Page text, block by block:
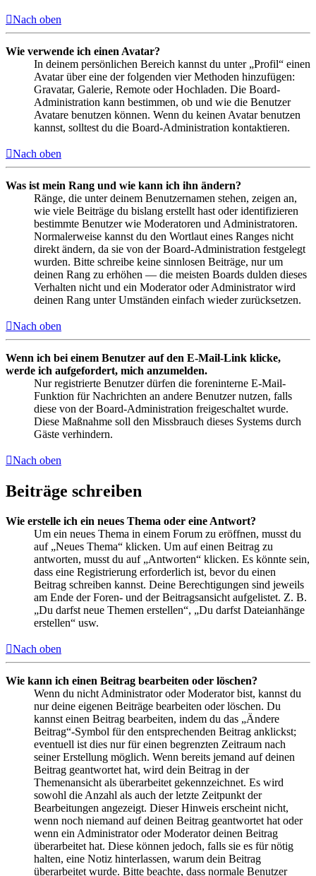
Nach oben
Wie verwende ich einen Avatar?
In deinem persönlichen Bereich kannst du unter „Profil“ einen
Avatar über eine der folgenden vier Methoden hinzufügen:
Gravatar, Galerie, Remote oder Hochladen. Die Board-
Administration kann bestimmen, ob und wie die Benutzer
Avatare benutzen können. Wenn du keinen Avatar benutzen
kannst, solltest du die Board-Administration kontaktieren.
Nach oben
Was ist mein Rang und wie kann ich ihn ändern?
Ränge, die unter deinem Benutzernamen stehen, zeigen an,
wie viele Beiträge du bislang erstellt hast oder identifizieren
bestimmte Benutzer wie Moderatoren und Administratoren.
Normalerweise kannst du den Wortlaut eines Ranges nicht
direkt ändern, da sie von der Board-Administration festgelegt
wurden. Bitte schreibe keine sinnlosen Beiträge, nur um
deinen Rang zu erhöhen — die meisten Boards dulden dieses
Verhalten nicht und ein Moderator oder Administrator wird
deinen Rang unter Umständen einfach wieder zurücksetzen.
Nach oben
Wenn ich bei einem Benutzer auf den E-Mail-Link klicke,
werde ich aufgefordert, mich anzumelden.
Nur registrierte Benutzer dürfen die foreninterne E-Mail-
Funktion für Nachrichten an andere Benutzer nutzen, falls
diese von der Board-Administration freigeschaltet wurde.
Diese Maßnahme soll den Missbrauch dieses Systems durch
Gäste verhindern.
Nach oben
Beiträge schreiben
Wie erstelle ich ein neues Thema oder eine Antwort?
Um ein neues Thema in einem Forum zu eröffnen, musst du
auf „Neues Thema“ klicken. Um auf einen Beitrag zu
antworten, musst du auf „Antworten“ klicken. Es könnte sein,
dass eine Registrierung erforderlich ist, bevor du einen
Beitrag schreiben kannst. Deine Berechtigungen sind jeweils
am Ende der Foren- und der Beitragsansicht aufgelistet. Z. B.
„Du darfst neue Themen erstellen“, „Du darfst Dateianhänge
erstellen“ usw.
Nach oben
Wie kann ich einen Beitrag bearbeiten oder löschen?
Wenn du nicht Administrator oder Moderator bist, kannst du
nur deine eigenen Beiträge bearbeiten oder löschen. Du
kannst einen Beitrag bearbeiten, indem du das „Ändere
Beitrag“-Symbol für den entsprechenden Beitrag anklickst;
eventuell ist dies nur für einen begrenzten Zeitraum nach
seiner Erstellung möglich. Wenn bereits jemand auf deinen
Beitrag geantwortet hat, wird dein Beitrag in der
Themenansicht als überarbeitet gekennzeichnet. Es wird
sowohl die Anzahl als auch der letzte Zeitpunkt der
Bearbeitungen angezeigt. Dieser Hinweis erscheint nicht,
wenn noch niemand auf deinen Beitrag geantwortet hat oder
wenn ein Administrator oder Moderator deinen Beitrag
überarbeitet hat. Diese können jedoch, falls sie es für nötig
halten, eine Notiz hinterlassen, warum dein Beitrag
überarbeitet wurde. Bitte beachte, dass normale Benutzer